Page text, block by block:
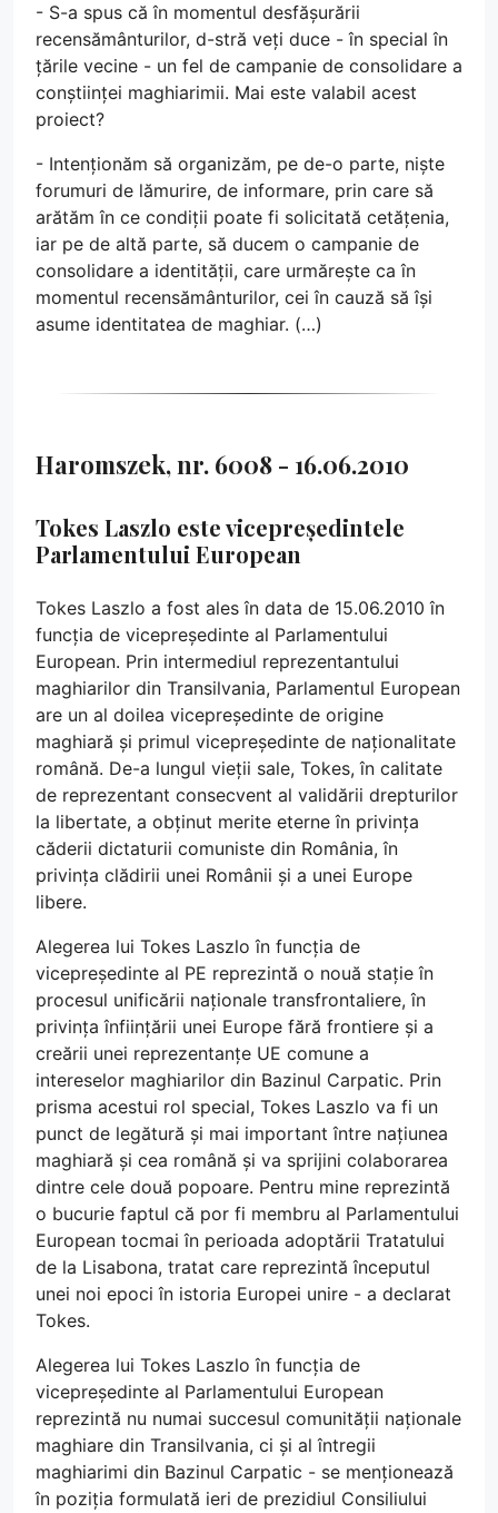
- S-a spus că în momentul desfășurării
recensământurilor, d-stră veți duce - în special în
țările vecine - un fel de campanie de consolidare a
conștiinței maghiarimii. Mai este valabil acest
proiect?
- Intenționăm să organizăm, pe de-o parte, niște
forumuri de lămurire, de informare, prin care să
arătăm în ce condiții poate fi solicitată cetățenia,
iar pe de altă parte, să ducem o campanie de
consolidare a identității, care urmărește ca în
momentul recensământurilor, cei în cauză să își
asume identitatea de maghiar. (…)
Haromszek, nr. 6008 - 16.06.2010
Tokes Laszlo este vicepreședintele
Parlamentului European
Tokes Laszlo a fost ales în data de 15.06.2010 în
funcția de vicepreședinte al Parlamentului
European. Prin intermediul reprezentantului
maghiarilor din Transilvania, Parlamentul European
are un al doilea vicepreședinte de origine
maghiară și primul vicepreședinte de naționalitate
română. De-a lungul vieții sale, Tokes, în calitate
de reprezentant consecvent al validării drepturilor
la libertate, a obținut merite eterne în privința
căderii dictaturii comuniste din România, în
privința clădirii unei Românii și a unei Europe
libere.
Alegerea lui Tokes Laszlo în funcția de
vicepreședinte al PE reprezintă o nouă stație în
procesul unificării naționale transfrontaliere, în
privința înființării unei Europe fără frontiere și a
creării unei reprezentanțe UE comune a
intereselor maghiarilor din Bazinul Carpatic. Prin
prisma acestui rol special, Tokes Laszlo va fi un
punct de legătură și mai important între națiunea
maghiară și cea română și va sprijini colaborarea
dintre cele două popoare. Pentru mine reprezintă
o bucurie faptul că por fi membru al Parlamentului
European tocmai în perioada adoptării Tratatului
de la Lisabona, tratat care reprezintă începutul
unei noi epoci în istoria Europei unire - a declarat
Tokes.
Alegerea lui Tokes Laszlo în funcția de
vicepreședinte al Parlamentului European
reprezintă nu numai succesul comunității naționale
maghiare din Transilvania, ci și al întregii
maghiarimi din Bazinul Carpatic - se menționează
în poziția formulată ieri de prezidiul Consiliului